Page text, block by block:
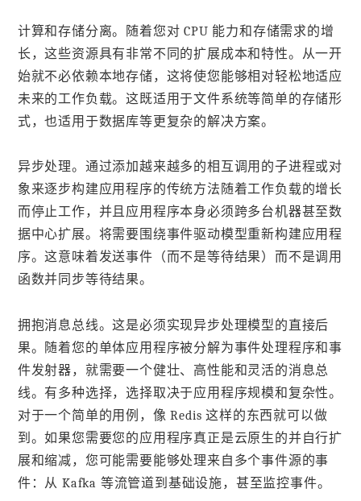
计算和存储分离。随着您对 CPU 能力和存储需求的增
长，这些资源具有非常不同的扩展成本和特性。从一开
始就不必依赖本地存储，这将使您能够相对轻松地适应
未来的工作负载。这既适用于文件系统等简单的存储形
式，也适用于数据库等更复杂的解决方案。
异步处理。通过添加越来越多的相互调用的子进程或对
象来逐步构建应用程序的传统方法随着工作负载的增长
而停止工作，并且应用程序本身必须跨多台机器甚至数
据中心扩展。将需要围绕事件驱动模型重新构建应用程
序。这意味着发送事件（而不是等待结果）而不是调用
函数并同步等待结果。
拥抱消息总线。这是必须实现异步处理模型的直接后
果。随着您的单体应用程序被分解为事件处理程序和事
件发射器，就需要一个健壮、高性能和灵活的消息总
线。有多种选择，选择取决于应用程序规模和复杂性。
对于一个简单的用例，像 Redis 这样的东西就可以做
到。如果您需要您的应用程序真正是云原生的并自行扩
展和缩减，您可能需要能够处理来自多个事件源的事
件：从 Kafka 等流管道到基础设施，甚至监控事件。